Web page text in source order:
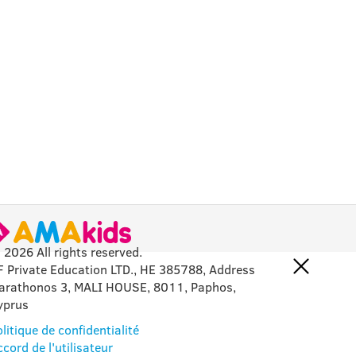
All rights reserved.
Private Education LTD., HE 385788, Address
3, MALI HOUSE, 8011, Paphos,
de confidentialité
de l'utilisateur